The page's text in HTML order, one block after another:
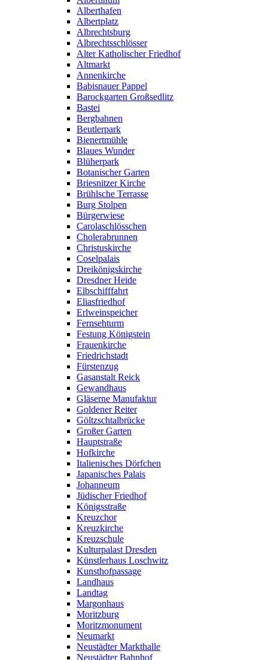
Alberthafen
Albertplatz
Albrechtsburg
Albrechtsschlösser
Alter Katholischer Friedhof
Altmarkt
Annenkirche
Babisnauer Pappel
Barockgarten Großsedlitz
Bastei
Bergbahnen
Beutlerpark
Bienertmühle
Blaues Wunder
Blüherpark
Botanischer Garten
Briesnitzer Kirche
Brühlsche Terrasse
Burg Stolpen
Bürgerwiese
Carolaschlösschen
Cholerabrunnen
Christuskirche
Coselpalais
Dreikönigskirche
Dresdner Heide
Elbschifffahrt
Eliasfriedhof
Erlweinspeicher
Fernsehturm
Festung Königstein
Frauenkirche
Friedrichstadt
Fürstenzug
Gasanstalt Reick
Gewandhaus
Gläserne Manufaktur
Goldener Reiter
Göltzschtalbrücke
Großer Garten
Hauptstraße
Hofkirche
Italienisches Dörfchen
Japanisches Palais
Johanneum
Jüdischer Friedhof
Königsstraße
Kreuzchor
Kreuzkirche
Kreuzschule
Kulturpalast Dresden
Künstlerhaus Loschwitz
Kunsthofpassage
Landhaus
Landtag
Margonhaus
Moritzburg
Moritzmonument
Neumarkt
Neustädter Markthalle
Neustädter Bahnhof